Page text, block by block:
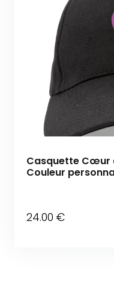
Casquette Cœur
Couleur
24.00 €